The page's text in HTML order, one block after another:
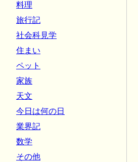
料理
旅行記
社会科見学
住まい
ペット
家族
天文
今日は何の日
業界記
数学
その他